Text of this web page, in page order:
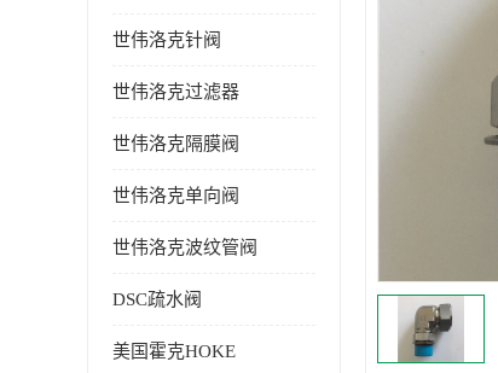
世伟洛克针阀
世伟洛克过滤器
世伟洛克隔膜阀
世伟洛克单向阀
世伟洛克波纹管阀
DSC疏水阀
美国霍克HOKE